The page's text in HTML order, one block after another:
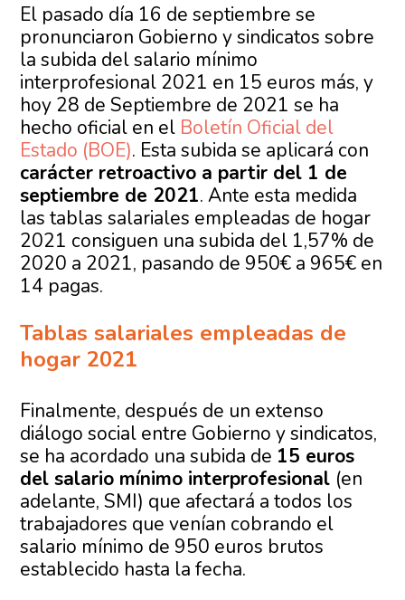
El pasado día 16 de septiembre se
pronunciaron Gobierno y sindicatos sobre
la subida del salario mínimo
interprofesional 2021 en 15 euros más, y
hoy 28 de Septiembre de 2021 se ha
hecho oficial en el Boletín Oficial del
Estado (BOE). Esta subida se aplicará con
carácter retroactivo a partir del 1 de
septiembre de 2021. Ante esta medida
las tablas salariales empleadas de hogar
2021 consiguen una subida del 1,57% de
2020 a 2021, pasando de 950€ a 965€ en
14 pagas.
Tablas salariales empleadas de
hogar 2021
Finalmente, después de un extenso
diálogo social entre Gobierno y sindicatos,
se ha acordado una subida de 15 euros
del salario mínimo interprofesional (en
adelante, SMI) que afectará a todos los
trabajadores que venían cobrando el
salario mínimo de 950 euros brutos
establecido hasta la fecha.